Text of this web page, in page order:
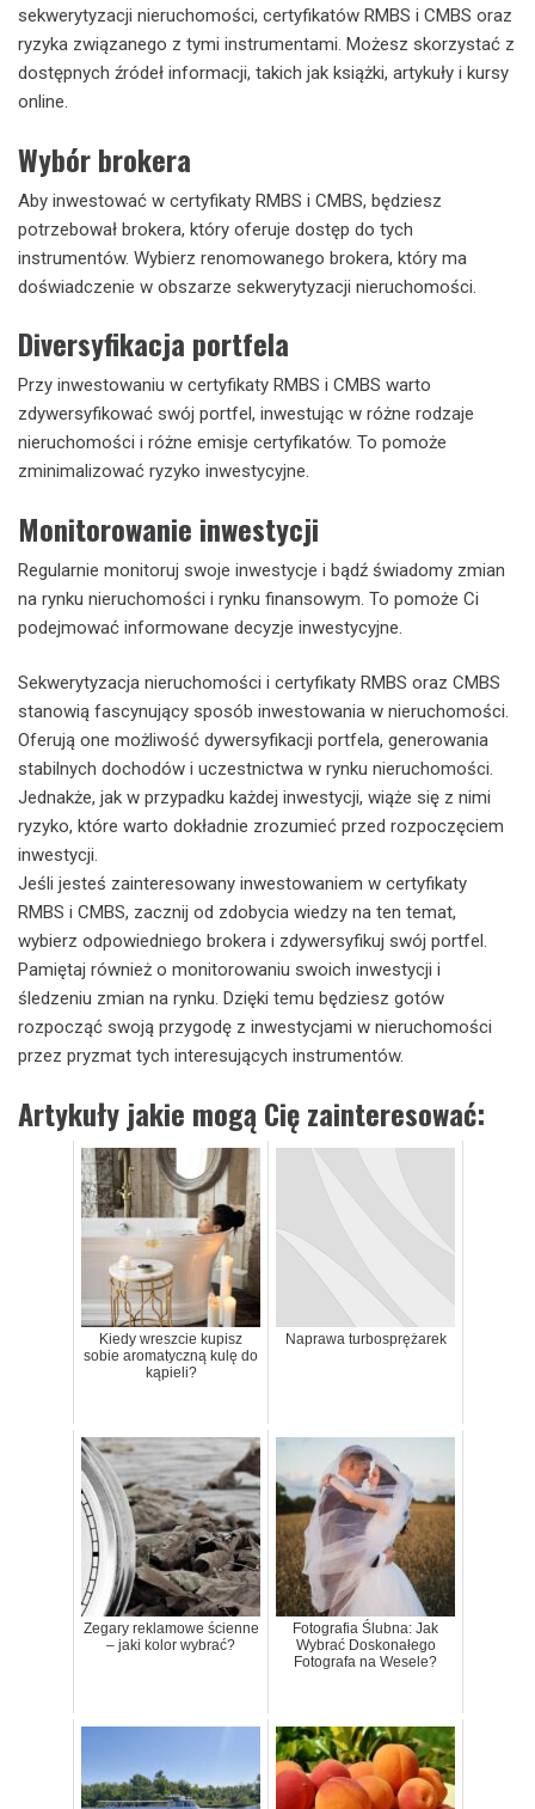
sekwerytyzacji nieruchomości, certyfikatów RMBS i CMBS oraz
ryzyka związanego z tymi instrumentami. Możesz skorzystać z
dostępnych źródeł informacji, takich jak książki, artykuły i kursy
online.
Wybór brokera
Aby inwestować w certyfikaty RMBS i CMBS, będziesz
potrzebował brokera, który oferuje dostęp do tych
instrumentów. Wybierz renomowanego brokera, który ma
doświadczenie w obszarze sekwerytyzacji nieruchomości.
Diversyfikacja portfela
Przy inwestowaniu w certyfikaty RMBS i CMBS warto
zdywersyfikować swój portfel, inwestując w różne rodzaje
nieruchomości i różne emisje certyfikatów. To pomoże
zminimalizować ryzyko inwestycyjne.
Monitorowanie inwestycji
Regularnie monitoruj swoje inwestycje i bądź świadomy zmian
na rynku nieruchomości i rynku finansowym. To pomoże Ci
podejmować informowane decyzje inwestycyjne.
Sekwerytyzacja nieruchomości i certyfikaty RMBS oraz CMBS
stanowią fascynujący sposób inwestowania w nieruchomości.
Oferują one możliwość dywersyfikacji portfela, generowania
stabilnych dochodów i uczestnictwa w rynku nieruchomości.
Jednakże, jak w przypadku każdej inwestycji, wiąże się z nimi
ryzyko, które warto dokładnie zrozumieć przed rozpoczęciem
inwestycji.
Jeśli jesteś zainteresowany inwestowaniem w certyfikaty
RMBS i CMBS, zacznij od zdobycia wiedzy na ten temat,
wybierz odpowiedniego brokera i zdywersyfikuj swój portfel.
Pamiętaj również o monitorowaniu swoich inwestycji i
śledzeniu zmian na rynku. Dzięki temu będziesz gotów
rozpocząć swoją przygodę z inwestycjami w nieruchomości
przez pryzmat tych interesujących instrumentów.
Artykuły jakie mogą Cię zainteresować:
Kiedy wreszcie kupisz
sobie aromatyczną kulę do
kąpieli?
Naprawa turbosprężarek
Zegary reklamowe ścienne
– jaki kolor wybrać?
Fotografia Ślubna: Jak
Wybrać Doskonałego
Fotografa na Wesele?